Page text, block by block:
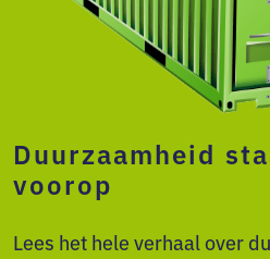
Duurzaamheid
voorop
Lees het hele verhaal over